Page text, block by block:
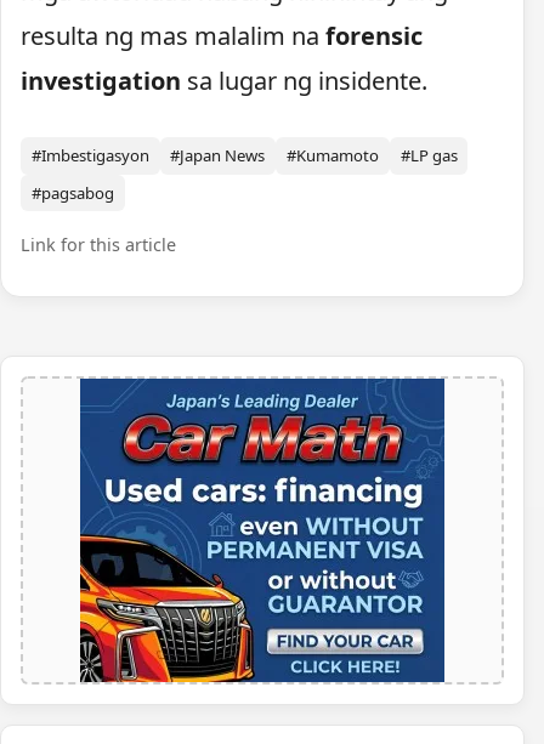
resulta ng mas malalim na forensic
investigation sa lugar ng insidente.
#Imbestigasyon #Japan News #Kumamoto
#LP gas
#pagsabog
Link for this article